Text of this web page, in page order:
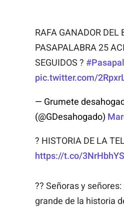
RAFA GANADOR DEL
PASAPALABRA 25
SEGUIDOS ?
pic.twitter.com/
— Grumete
(@GDesahogado)
? HISTORIA DE LA
https://t.co/
?? Señoras y señores:
grande de la historia